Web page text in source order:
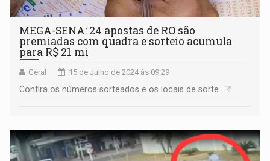
MEGA-SENA: 24 apostas de RO são
premiadas com quadra e sorteio acumula
para R$ 21 mi
Geral 15 de Julho de 2024 às 09:29
Confira os números sorteados e os locais de sorte